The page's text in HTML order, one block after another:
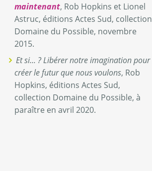
maintenant, Rob Hopkins et Lionel
Astruc, éditions Actes Sud, collection
Domaine du Possible, novembre
2015.
Et si... ? Libérer notre imagination pour
créer le futur que nous voulons, Rob
Hopkins, éditions Actes Sud,
collection Domaine du Possible, à
paraître en avril 2020.